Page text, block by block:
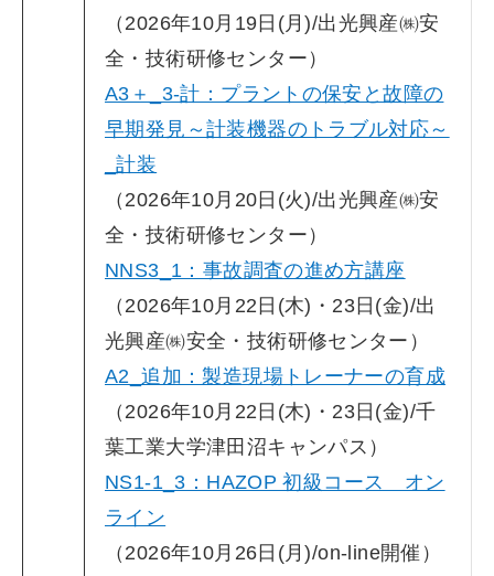
（2026年10月19日(月)/出光興産㈱安
全・技術研修センター）
A3＋_3-計：プラントの保安と故障の
早期発見～計装機器のトラブル対応～
_計装
（2026年10月20日(火)/出光興産㈱安
全・技術研修センター）
NNS3_1：事故調査の進め方講座
（2026年10月22日(木)・23日(金)/出
光興産㈱安全・技術研修センター）
A2_追加：製造現場トレーナーの育成
（2026年10月22日(木)・23日(金)/千
葉工業大学津田沼キャンパス）
NS1-1_3：HAZOP 初級コース オン
ライン
（2026年10月26日(月)/on-line開催）